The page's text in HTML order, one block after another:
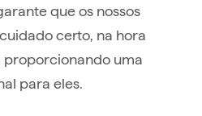
que os nossos
certo, na hora
uma
para eles.